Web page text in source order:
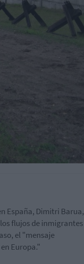
España, Dimitri Barua,
flujos de inmigrantes
el "mensaje
Europa."